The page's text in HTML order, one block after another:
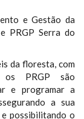
e Gestão da
PRGP Serra do
da floresta, com
os PRGP são
e programar a
a sua
possibilitando o